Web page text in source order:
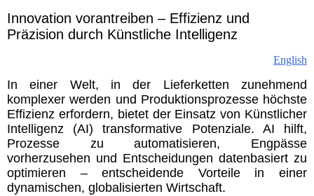
Innovation vorantreiben – Effizienz und
Präzision durch Künstliche Intelligenz
English
In einer Welt, in der Lieferketten zunehmend
komplexer werden und Produktionsprozesse höchste
Effizienz erfordern, bietet der Einsatz von Künstlicher
Intelligenz (AI) transformative Potenziale. AI hilft,
Prozesse zu automatisieren, Engpässe
vorherzusehen und Entscheidungen datenbasiert zu
optimieren – entscheidende Vorteile in einer
dynamischen, globalisierten Wirtschaft.